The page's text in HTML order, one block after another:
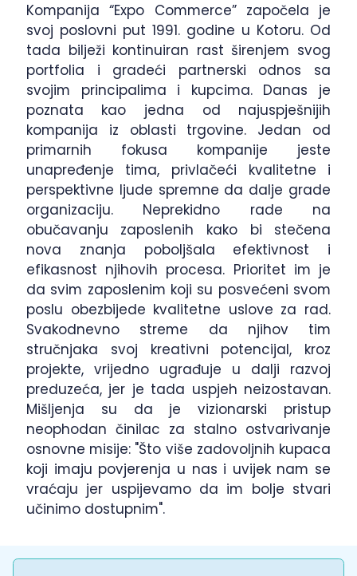
Kompanija “Expo Commerce” započela je
svoj poslovni put 1991. godine u Kotoru. Od
tada bilježi kontinuiran rast širenjem svog
portfolia i gradeći partnerski odnos sa
svojim principalima i kupcima. Danas je
poznata kao jedna od najuspješnijih
kompanija iz oblasti trgovine. Jedan od
primarnih fokusa kompanije jeste
unapređenje tima, privlačeći kvalitetne i
perspektivne ljude spremne da dalje grade
organizaciju. Neprekidno rade na
obučavanju zaposlenih kako bi stečena
nova znanja poboljšala efektivnost i
efikasnost njihovih procesa. Prioritet im je
da svim zaposlenim koji su posvećeni svom
poslu obezbijede kvalitetne uslove za rad.
Svakodnevno streme da njihov tim
stručnjaka svoj kreativni potencijal, kroz
projekte, vrijedno ugrađuje u dalji razvoj
preduzeća, jer je tada uspjeh neizostavan.
Mišljenja su da je vizionarski pristup
neophodan činilac za stalno ostvarivanje
osnovne misije: "Što više zadovoljnih kupaca
koji imaju povjerenja u nas i uvijek nam se
vraćaju jer uspijevamo da im bolje stvari
učinimo dostupnim".